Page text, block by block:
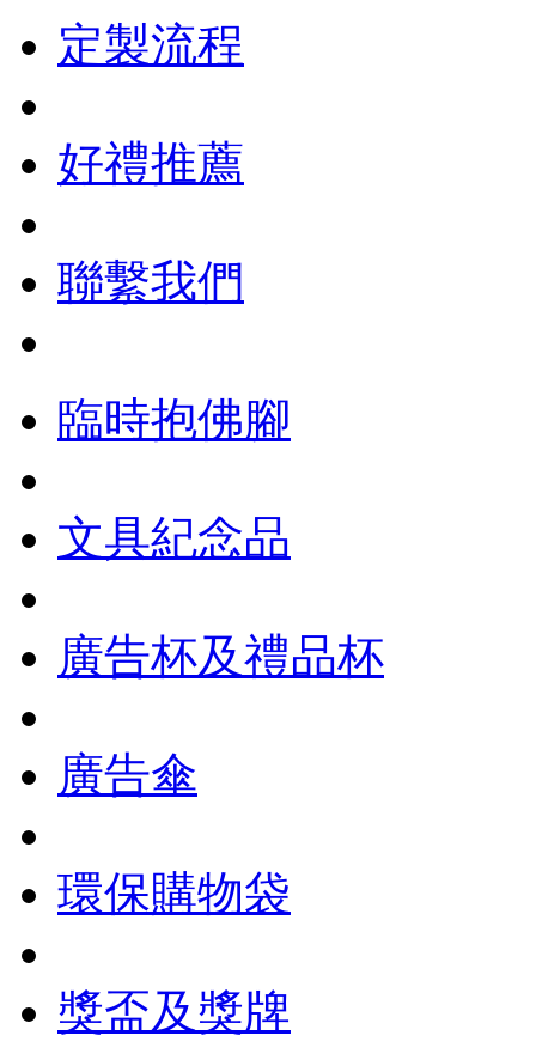
定製流程
好禮推薦
聯繫我們
臨時抱佛腳
文具紀念品
廣告杯及禮品杯
廣告傘
環保購物袋
獎盃及獎牌